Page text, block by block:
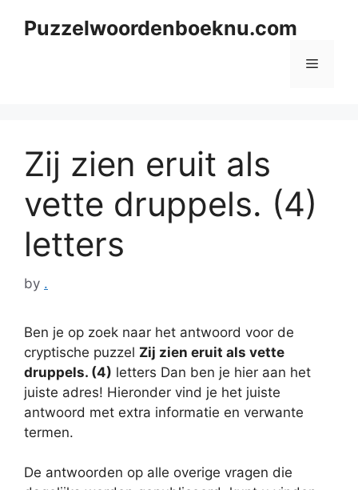
Puzzelwoordenboeknu.com
Menu
Zij zien eruit als
vette druppels. (4)
letters
by .
Ben je op zoek naar het antwoord voor de
cryptische puzzel Zij zien eruit als vette
druppels. (4) letters Dan ben je hier aan het
juiste adres! Hieronder vind je het juiste
antwoord met extra informatie en verwante
termen.
De antwoorden op alle overige vragen die